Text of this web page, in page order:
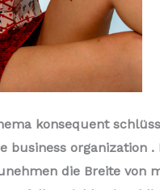
konsequent
business organization
die Breite von